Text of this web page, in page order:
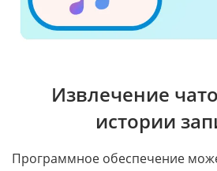
Извлечение
истории
Программное обеспечение